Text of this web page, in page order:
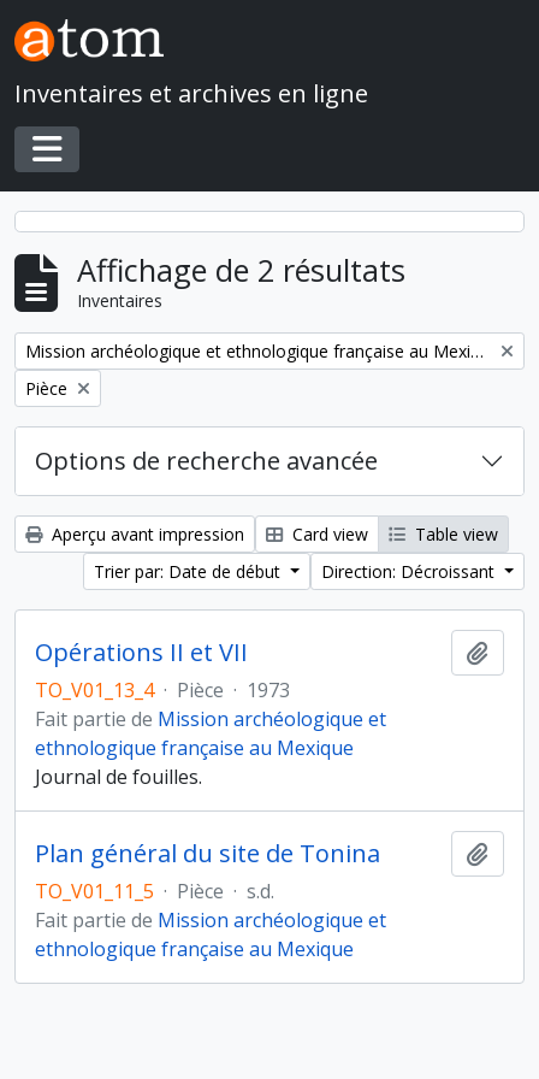
Skip to main content
Inventaires et archives en ligne
Toggle navigation
Affichage de 2 résultats
Inventaires
Remove filter:
Mission archéologique et ethnologique française au Mexique
Remove filter:
Pièce
Options de recherche avancée
Aperçu avant impression Card view
Table view
Trier par: Date de début
Direction: Décroissant
Opérations II et VII
TO_V01_13_4 · Pièce · 1973
Fait partie de Mission archéologique et
ethnologique française au Mexique
Journal de fouilles.
Plan général du site de Tonina
TO_V01_11_5 · Pièce · s.d.
Fait partie de Mission archéologique et
ethnologique française au Mexique